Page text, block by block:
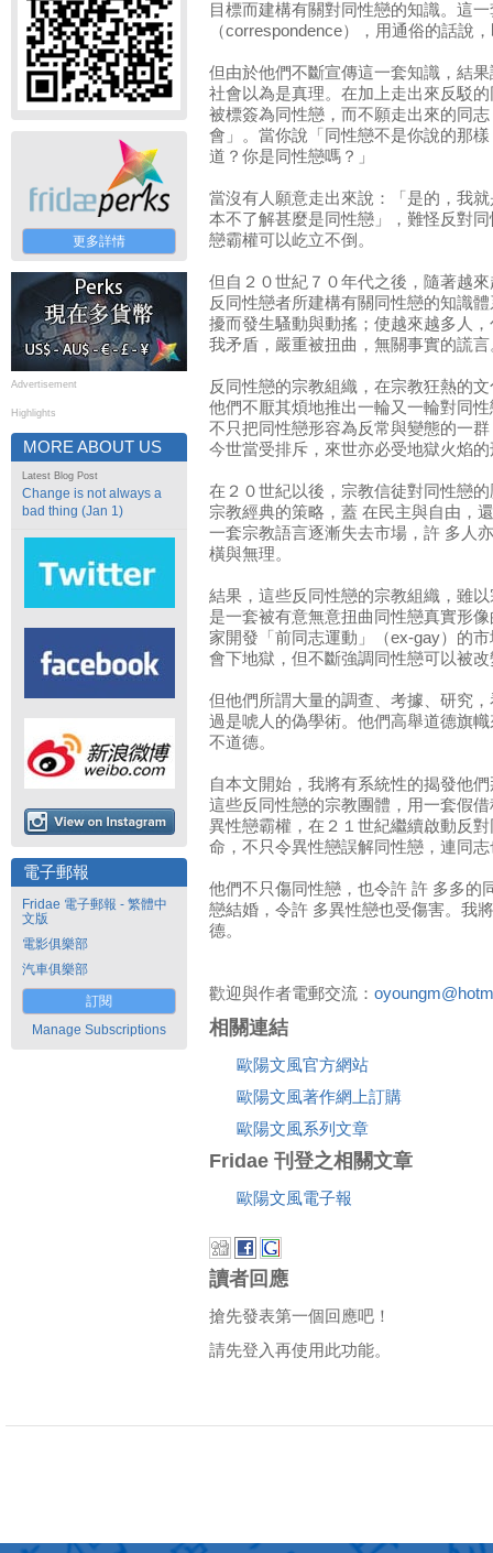
更多詳情
Advertisement
Highlights
MORE ABOUT US
Latest Blog Post
Change is not always a
bad thing (Jan 1)
電子郵報
Fridae 電子郵報 - 繁體中
文版
電影俱樂部
汽車俱樂部
訂閱
Manage Subscriptions
目標而建構有關對同性戀的知識。這
（correspondence），用通俗的話說
但由於他們不斷宣傳這一套知識，結
社會以為是真理。在加上走出來反駁
被標簽為同性戀，而不願走出來的同
會」。當你說「同性戀不是你說的那
道？你是同性戀嗎？」
當沒有人願意走出來說：「是的，我
本不了解甚麼是同性戀」，難怪反對
戀霸權可以屹立不倒。
但自２０世紀７０年代之後，隨著越
反同性戀者所建構有關同性戀的知識
擾而發生騷動與動搖；使越來越多人
我矛盾，嚴重被扭曲，無關事實的謊言
反同性戀的宗教組織，在宗教狂熱的
他們不厭其煩地推出一輪又一輪對同
不只把同性戀形容為反常與變態的一
今世當受排斥，來世亦必受地獄火焰
在２０世紀以後，宗教信徒對同性戀
宗教經典的策略，蓋 在民主與自由，
一套宗教語言逐漸失去市場，許 多人
橫與無理。
結果，這些反同性戀的宗教組織，雖
是一套被有意無意扭曲同性戀真實形
家開發「前同志運動」（ex-gay）的
會下地獄，但不斷強調同性戀可以被
但他們所謂大量的調查、考據、研究
過是唬人的偽學術。他們高舉道德旗
不道德。
自本文開始，我將有系統性的揭發他
這些反同性戀的宗教團體，用一套假
異性戀霸權，在２１世紀繼續啟動反
命，不只令異性戀誤解同性戀，連同
他們不只傷同性戀，也令許 許 多多的
戀結婚，令許 多異性戀也受傷害。我
德。
歡迎與作者電郵交流：
相關連結
歐陽文風官方網站
歐陽文風著作網上訂購
歐陽文風系列文章
Fridae 刊登之相關文章
歐陽文風電子報
讀者回應
搶先發表第一個回應吧！
請先登入再使用此功能。